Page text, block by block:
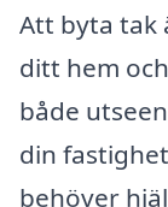
Att byta tak
ditt hem
både
din
behöver